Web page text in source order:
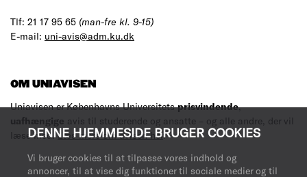
DENNE HJEMMESIDE BRUGER COOKIES
Vi bruger cookies til at tilpasse vores indhold og
annoncer, til at vise dig funktioner til sociale medier og til
Tlf: 21 17 95 65 (man-fre kl. 9-15)
E-mail: uni-avis@adm.ku.dk
OM UNIAVISEN
Uniavisen er Københavns Universitetsprisvindende,
uafhængige avis til studerende og ansatte – og alle andre, der vil
læse med.Læs mere om avisen her.